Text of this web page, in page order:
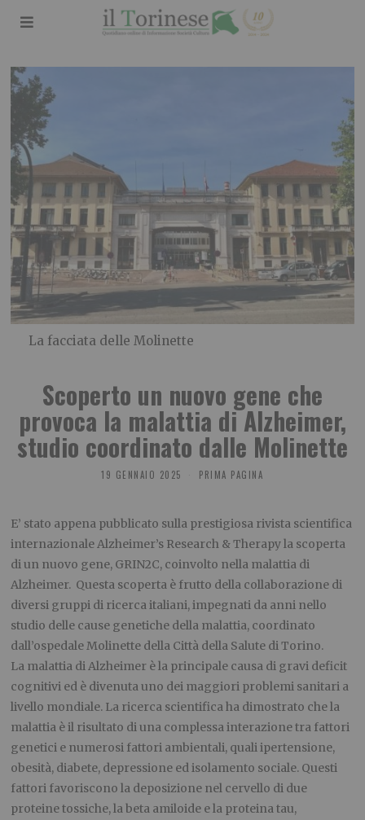
La facciata delle Molinette
Scoperto un nuovo gene che
provoca la malattia di Alzheimer,
studio coordinato dalle Molinette
19 GENNAIO 2025 PRIMA PAGINA
E’ stato appena pubblicato sulla prestigiosa rivista scientifica
internazionale Alzheimer’s Research & Therapy la scoperta
di un nuovo gene, GRIN2C, coinvolto nella malattia di
Alzheimer. Questa scoperta è frutto della collaborazione di
diversi gruppi di ricerca italiani, impegnati da anni nello
studio delle cause genetiche della malattia, coordinato
dall’ospedale Molinette della Città della Salute di Torino.
La malattia di Alzheimer è la principale causa di gravi deficit
cognitivi ed è divenuta uno dei maggiori problemi sanitari a
livello mondiale. La ricerca scientifica ha dimostrato che la
malattia è il risultato di una complessa interazione tra fattori
genetici e numerosi fattori ambientali, quali ipertensione,
obesità, diabete, depressione ed isolamento sociale. Questi
fattori favoriscono la deposizione nel cervello di due
proteine tossiche, la beta amiloide e la proteina tau,